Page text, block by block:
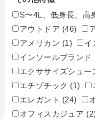
S〜4L、低身長、高
アウトドア (46)
アメリカン (1) イ
インソールブランド
エクササイズシュー
エチゾチック (1)
エレガント (24)
オフィスカジュア